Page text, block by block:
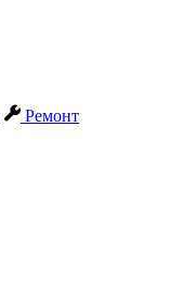
Ремонт